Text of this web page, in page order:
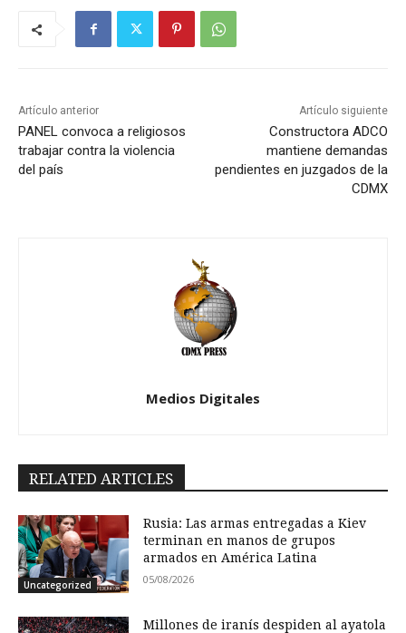
Artículo anterior
PANEL convoca a religiosos
trabajar contra la violencia
del país
Artículo siguiente
Constructora ADCO
mantiene demandas
pendientes en juzgados de la
CDMX
Medios Digitales
RELATED ARTICLES
Uncategorized
Rusia: Las armas entregadas a Kiev
terminan en manos de grupos
armados en América Latina
05/08/2026
Millones de iranís despiden al ayatola